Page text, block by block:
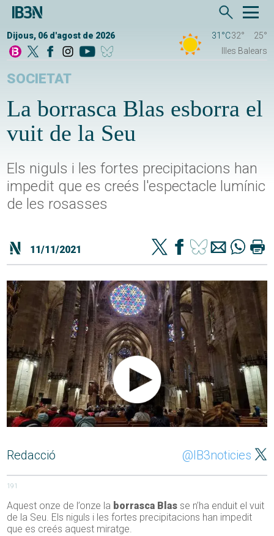
Dijous, 06 d'agost de 2026 31°C32°
25°
Illes Balears
SOCIETAT
La borrasca Blas esborra el
vuit de la Seu
Els niguls i les fortes precipitacions han
impedit que es creés l'espectacle lumínic
de les rosasses
11/11/2021
Redacció @IB3noticies
191
Aquest onze de l’onze la borrasca Blas se n’ha enduit el vuit
de la Seu. Els niguls i les fortes precipitacions han impedit
que es creés aquest miratge.